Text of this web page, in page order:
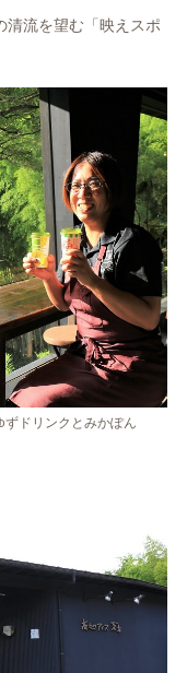
清流を望む「映えスポ
ずドリンクとみかぽん